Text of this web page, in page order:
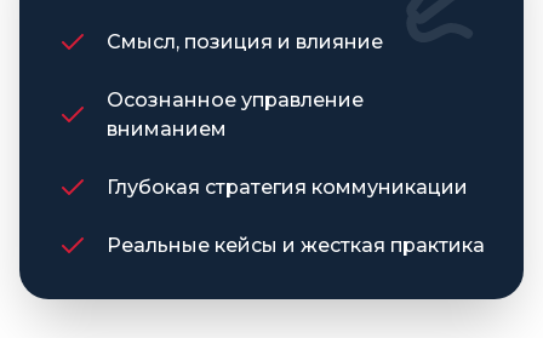
Смысл, позиция и влияние
Осознанное управление
вниманием
Глубокая стратегия коммуникации
Реальные кейсы и жесткая практика